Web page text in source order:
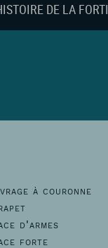
DE LA
à couronne
d'armes
forte